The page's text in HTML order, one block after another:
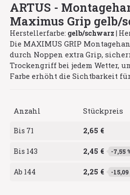
ARTUS -
Maximus Grip gelb/
Herstellerfarbe: gelb/schwarz |
Die MAXIMUS GRIP
durch Noppen extra Grip,
Trockengriff bei jedem Wetter,
Farbe erhöht die Sichtbarkeit
Anzahl Stückpreis
Bis 71 2,65 €
Bis 143 2,45 € -7,55
Ab 144 2,25 € -15,09